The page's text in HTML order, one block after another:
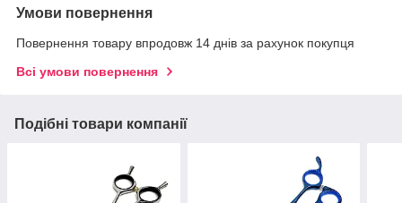
Умови повернення
Повернення товару впродовж 14 днів за рахунок покупця
Всі умови повернення
Подібні товари компанії